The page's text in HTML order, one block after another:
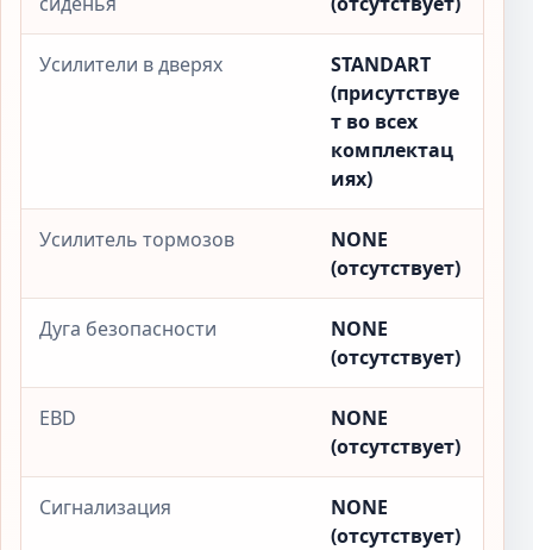
Усилители в дверях
STANDART
(присутствуе
т во всех
комплектац
иях)
Усилитель тормозов
NONE
(отсутствует)
Дуга безопасности
NONE
(отсутствует)
EBD
NONE
(отсутствует)
Сигнализация
NONE
(отсутствует)